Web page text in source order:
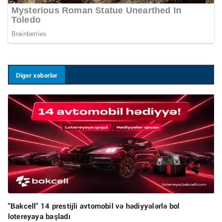
Digər xəbərlər
"Bakcell" 14 prestijli avtomobil və hədiyyələrlə bol
lotereyaya başladı